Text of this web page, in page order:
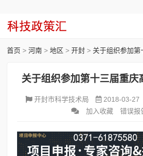
首页 > 河南 > 地区 > 开封 > 关于组织参加第
关于组织参加第十三届重庆
开封市科学技术局 2018-03-27
加入收藏
错误报